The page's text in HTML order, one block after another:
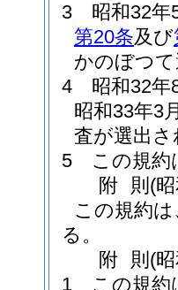
3
昭和32
第20条及び
かのぼつ
4
昭和32
昭和33年3
査が選出
5
この規約
附 則 (
この規約
る。
附 則 (
1
この規約